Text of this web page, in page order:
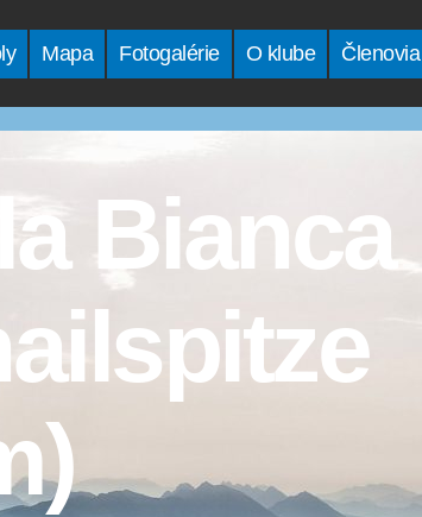
Mapa Fotogalérie O klube Členovia
Bianca